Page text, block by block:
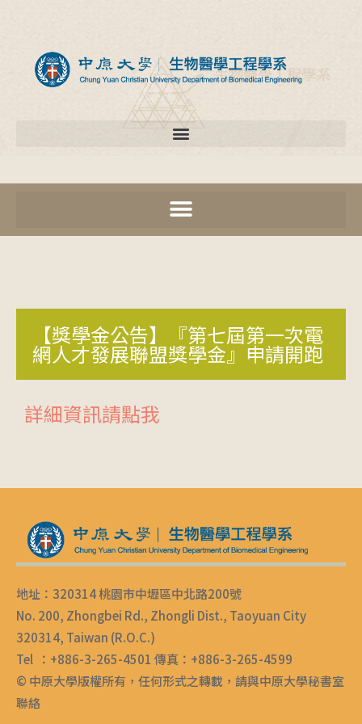
【獎學金公告】『第七屆第一次電
網人才發展聯盟獎學金』申請開跑
詳細資訊請點我
地址：320314 桃園市中壢區中北路200號
No. 200, Zhongbei Rd., Zhongli Dist., Taoyuan City
320314, Taiwan (R.O.C.)
Tel ：+886-3-265-4501 傳真：+886-3-265-4599
© 中原大學版權所有，任何形式之轉載，請與中原大學秘書室
聯絡